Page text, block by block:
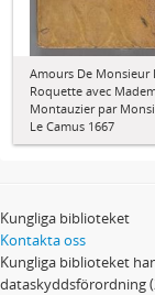
Amours De Monsieur
Roquette avec
Montauzier par
Le Camus 1667
Kungliga biblioteket
Kontakta oss
Kungliga biblioteket
dataskyddsförordning